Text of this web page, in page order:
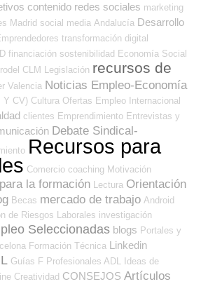
contenido redes sociales marketing
Madrid social media Andalucía Desarrollo
transformación digital
financiación sostenibilidad Economía Social
CLM Legislación recursos de
Valencia Noticias Empleo-Economía
Y CV) Cultura Ofertas Empleo Internacional
clientes Emprendimiento Entrevistas y
Debate Sindical-
Recursos para
Comercio coaching Motivación
la formación Lectura Orientación
Becas mercado de trabajo Android
de Riesgos Laborales investigación
Seleccionadas blogs Portales y
Formación Técnica Linkedin
Guías F Profesionales ADL Ideas de
Creatividad CONSEJOS Artículos